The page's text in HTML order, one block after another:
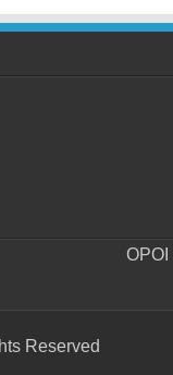
Reserved